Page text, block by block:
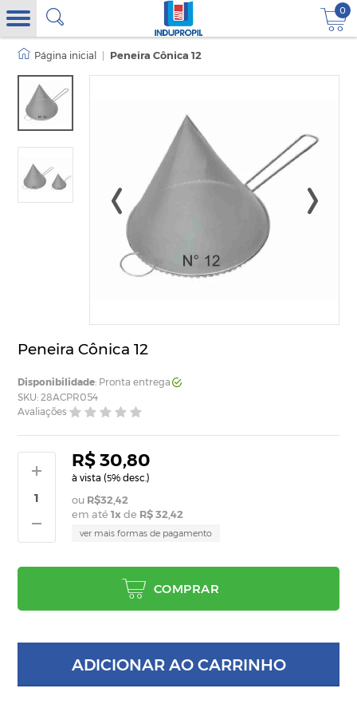
0
Peneira Cônica 12
Peneira Cônica 12
Disponibilidade: Pronta entrega
SKU: 28ACPR054
Avaliações
R$ 30,80
à vista (5% desc.)
R$32,42
em até1x de R$ 32,42
ver mais formas de pagamento
COMPRAR
ADICIONAR AO CARRINHO